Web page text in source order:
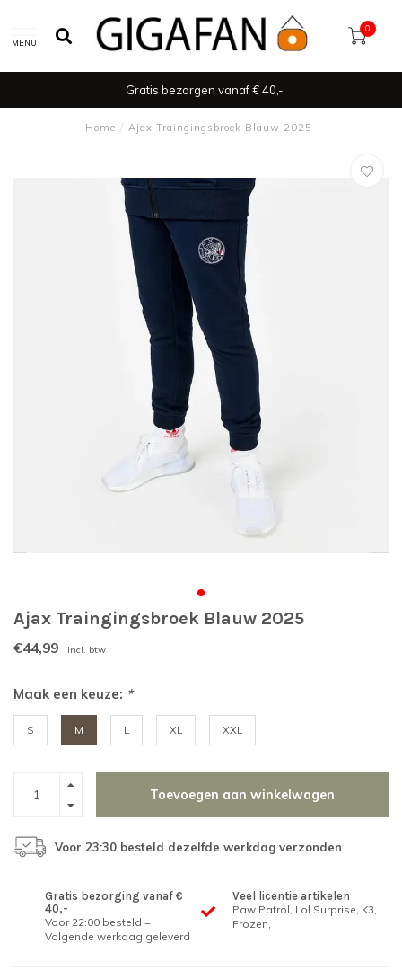
MENU
0
Gratis bezorgen vanaf € 40,-
Home / Ajax Traingingsbroek Blauw 2025
Ajax Traingingsbroek Blauw 2025
€44,99 Incl. btw
Maak een keuze: *
S M L XL XXL
Toevoegen aan winkelwagen
Voor 23:30 besteld dezelfde werkdag verzonden
Gratis bezorging vanaf €
40,-
Voor 22:00 besteld =
Volgende werkdag geleverd
Veel licentie artikelen
Paw Patrol, Lol Surprise, K3,
Frozen,